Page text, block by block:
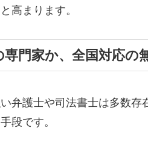
高まります。
門家か、全国対応の
弁護士や司法書士は多数
段です。